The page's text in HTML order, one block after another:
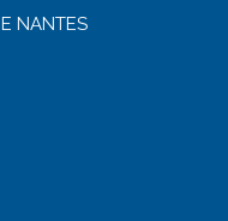
NANTES